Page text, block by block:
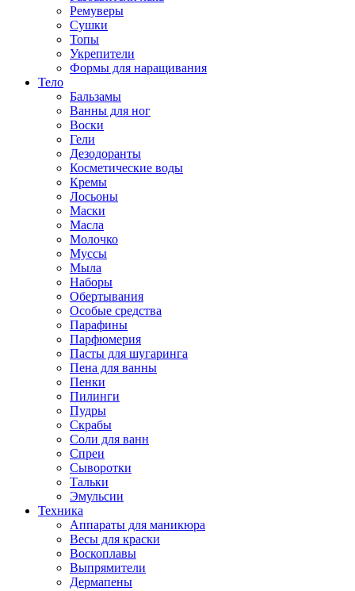
Ремуверы
Сушки
Топы
Укрепители
Формы для наращивания
Тело
Бальзамы
Ванны для ног
Воски
Гели
Дезодоранты
Косметические воды
Кремы
Лосьоны
Маски
Масла
Молочко
Муссы
Мыла
Наборы
Обертывания
Особые средства
Парафины
Парфюмерия
Пасты для шугаринга
Пена для ванны
Пенки
Пилинги
Пудры
Скрабы
Соли для ванн
Спреи
Сыворотки
Тальки
Эмульсии
Техника
Аппараты для маникюра
Весы для краски
Воскоплавы
Выпрямители
Дермапены